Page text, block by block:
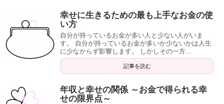
幸せに生きるための最も上手なお金の使
い方
自分が持っているお金が多い人と少ない人がいま
す。 自分が持っているお金が多いか少ないかは人生
に少なからず影響します。 しかしその一方...
記事を読む
年収と幸せの関係 ～お金で得られる幸
せの限界点～